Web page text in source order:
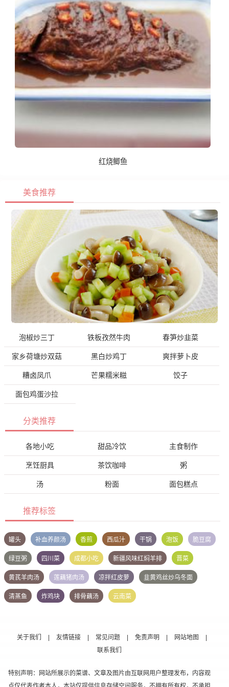
红烧鲫鱼
美食推荐
泡椒炒三丁 铁板孜然牛肉 春笋炒韭菜
家乡荷塘炒双菇 黑白炒鸡丁 爽拌萝卜皮
糟卤凤爪 芒果糯米糍 饺子
面包鸡蛋沙拉
分类推荐
各地小吃 甜品冷饮 主食制作
烹饪厨具 茶饮咖啡 粥
汤 粉面 面包糕点
推荐标签
罐头 补血养颜汤 香煎 西瓜汁 干锅 泡饭 脆豆腐
绿豆粥 四川菜 成都小吃 新疆风味红焖羊排 晋菜
黄芪羊肉汤 莲藕猪肉汤 凉拌红皮萝 韭黄鸡丝炒乌冬面
清蒸鱼 炸鸡块 排骨藕汤 云南菜
关于我们 | 友情链接 | 常见问题 | 免责声明 | 网站地图
|
联系我们
特别声明：网站所展示的菜谱、文章及图片由互联网用户整理发布，内容观